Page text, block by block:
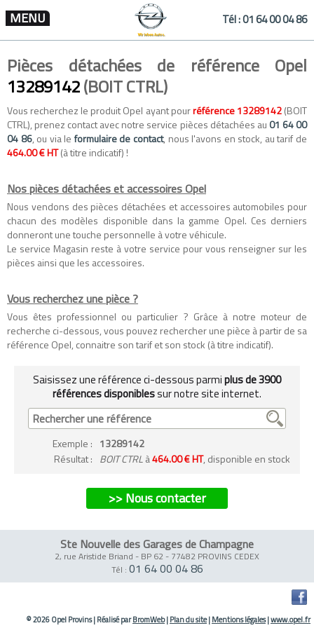
MENU Tél :01 64 00 04 86
Pièces détachées de référence Opel
13289142(BOIT CTRL)
Vous recherchez le produit Opel ayant pourréférence 13289142(BOIT
CTRL), prenez contact avec notre service pièces détachées au 01 64 00
04 86, ou via le formulaire de contact, nous l'avons en stock, au tarif de
464.00 € HT(à titre indicatif) !
Nos pièces détachées et accessoires Opel
Nous vendons des pièces détachées etaccessoires automobiles pour
chacun des modèles disponible dans la gamme Opel. Ces derniers
donneront une touche personnelle à votre véhicule.
Le service Magasin reste à votre service pour vous renseigner sur les
pièces ainsi que les accessoires.
Vous recherchez une pièce ?
Vous êtes professionnel ou particulier ? Grâce à notre moteur de
recherche ci-dessous, vous pouvez rechercher une pièce à partir de sa
référence Opel, connaitre son tarif et son stock (à titre indicatif).
Saisissez une référence ci-dessous parmiplus de 3900
références disponiblessur notre site internet.
Exemple : 13289142
Résultat : BOIT CTRLà464.00 € HT, disponible en stock
>> Nous contacter
Ste Nouvelle des Garages de Champagne
2, rue Aristide Briand - BP 62 - 77482 PROVINS CEDEX
Tél : 01 64 00 04 86
© 2026 Opel Provins|Réalisé parBromWeb|Plan du site|Mentions légales|www.opel.fr